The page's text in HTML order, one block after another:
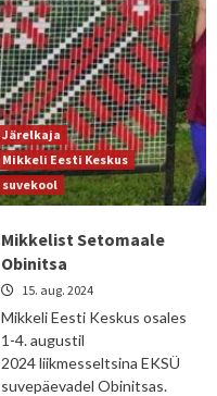
Järelkaja
Mikkeli Eesti Keskus
suvekool
Mikkelist Setomaale
Obinitsa
15. aug. 2024
Mikkeli Eesti Keskus osales
1-4. augustil
2024 liikmesseltsina EKSÜ
suvepäevadel Obinitsas.